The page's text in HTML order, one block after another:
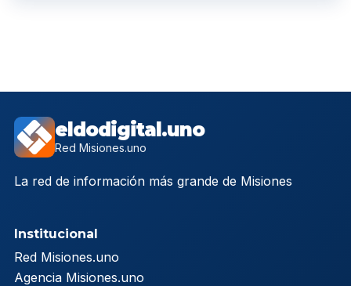
eldodigital.uno
Red Misiones.uno
La red de información más grande de Misiones
Institucional
Red Misiones.uno
Agencia Misiones.uno